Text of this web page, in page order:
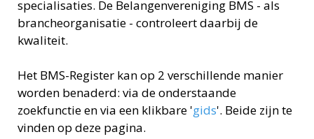
specialisaties. De Belangenvereniging BMS - als
brancheorganisatie - controleert daarbij de
kwaliteit.
Het BMS-Register kan op 2 verschillende manier
worden benaderd: via de onderstaande
zoekfunctie en via een klikbare 'gids'. Beide zijn te
vinden op deze pagina.